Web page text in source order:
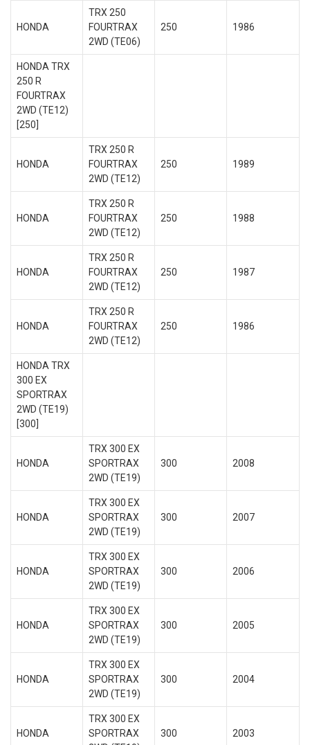
HONDA
TRX 250
FOURTRAX
2WD (TE06)
250 1986
HONDA TRX
250 R
FOURTRAX
2WD (TE12)
[250]
HONDA
TRX 250 R
FOURTRAX
2WD (TE12)
250 1989
HONDA
TRX 250 R
FOURTRAX
2WD (TE12)
250 1988
HONDA
TRX 250 R
FOURTRAX
2WD (TE12)
250 1987
HONDA
TRX 250 R
FOURTRAX
2WD (TE12)
250 1986
HONDA TRX
300 EX
SPORTRAX
2WD (TE19)
[300]
HONDA
TRX 300 EX
SPORTRAX
2WD (TE19)
300 2008
HONDA
TRX 300 EX
SPORTRAX
2WD (TE19)
300 2007
HONDA
TRX 300 EX
SPORTRAX
2WD (TE19)
300 2006
HONDA
TRX 300 EX
SPORTRAX
2WD (TE19)
300 2005
HONDA
TRX 300 EX
SPORTRAX
2WD (TE19)
300 2004
HONDA
TRX 300 EX
SPORTRAX
300 2003